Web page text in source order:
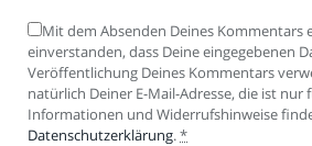
Mit dem Absenden Deines Kommentars
einverstanden, dass Deine eingegebenen
Veröffentlichung Deines Kommentars
natürlich Deiner E-Mail-Adresse, die ist nur
Informationen und Widerrufshinweise
Datenschutzerklärung.*